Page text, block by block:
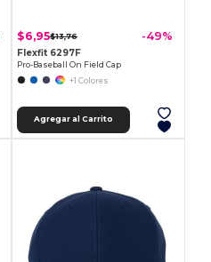
$6,95$13,76 -49%
Flexfit 6297F
Pro-Baseball On Field Cap
+1 Colores
Agregar al Carrito